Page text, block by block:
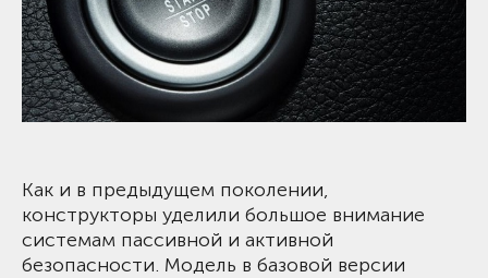
Как и в предыдущем поколении,
конструкторы уделили большое внимание
системам пассивной и активной
безопасности. Модель в базовой версии